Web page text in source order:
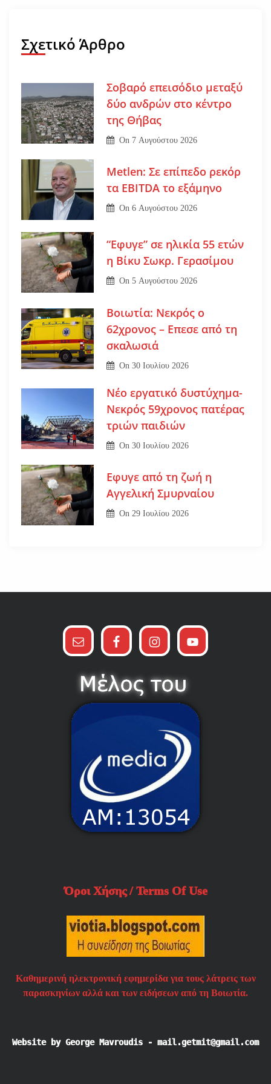
Σχετικό Άρθρο
Σοβαρό επεισόδιο μεταξύ
δύο ανδρών στο κέντρο
της Θήβας
On 7 Αυγούστου 2026
Metlen: Σε επίπεδο ρεκόρ
τα EBITDA το εξάμηνο
On6 Αυγούστου 2026
“Εφυγε” σε ηλικία 55 ετών
η Βίκυ Σωκρ. Γερασίμου
On5 Αυγούστου 2026
Βοιωτία: Νεκρός ο
62χρονος – Επεσε από τη
σκαλωσιά
On30 Ιουλίου 2026
Νέο εργατικό δυστύχημα-
Νεκρός 59χρονος πατέρας
τριών παιδιών
On30 Ιουλίου 2026
Εφυγε από τη ζωή η
Αγγελική Σμυρναίου
On29 Ιουλίου 2026
Όροι Χήσης / Terms Of Use
Καθημερινή ηλεκτρονική εφημερίδα για τους λάτρεις των
παρασκηνίων αλλά και των ειδήσεων από τη Βοιωτία.
Website by George Mavroudis - mail.getmit@gmail.com